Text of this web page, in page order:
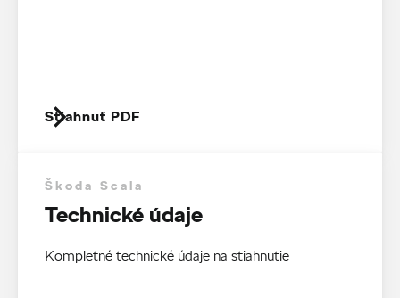
Stiahnuť PDF
Škoda Scala
Technické údaje
Kompletné technické údaje na stiahnutie